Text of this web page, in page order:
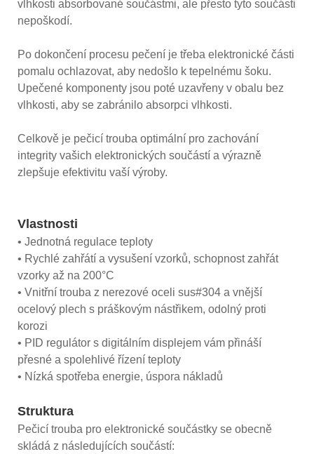
vlhkosti absorbované součástmi, ale přesto tyto součásti
nepoškodí.
Po dokončení procesu pečení je třeba elektronické části
pomalu ochlazovat, aby nedošlo k tepelnému šoku.
Upečené komponenty jsou poté uzavřeny v obalu bez
vlhkosti, aby se zabránilo absorpci vlhkosti.
Celkově je pečicí trouba optimální pro zachování
integrity vašich elektronických součástí a výrazně
zlepšuje efektivitu vaší výroby.
Vlastnosti
• Jednotná regulace teploty
• Rychlé zahřátí a vysušení vzorků, schopnost zahřát
vzorky až na 200°C
• Vnitřní trouba z nerezové oceli sus#304 a vnější
ocelový plech s práškovým nástřikem, odolný proti
korozi
• PID regulátor s digitálním displejem vám přináší
přesné a spolehlivé řízení teploty
• Nízká spotřeba energie, úspora nákladů
Struktura
Pečicí trouba pro elektronické součástky se obecně
skládá z následujících součástí: